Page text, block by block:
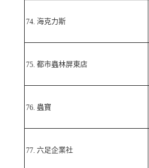
74. 海克力斯
75. 都市蟲林屏東店
76. 蟲寶
77. 六足企業社